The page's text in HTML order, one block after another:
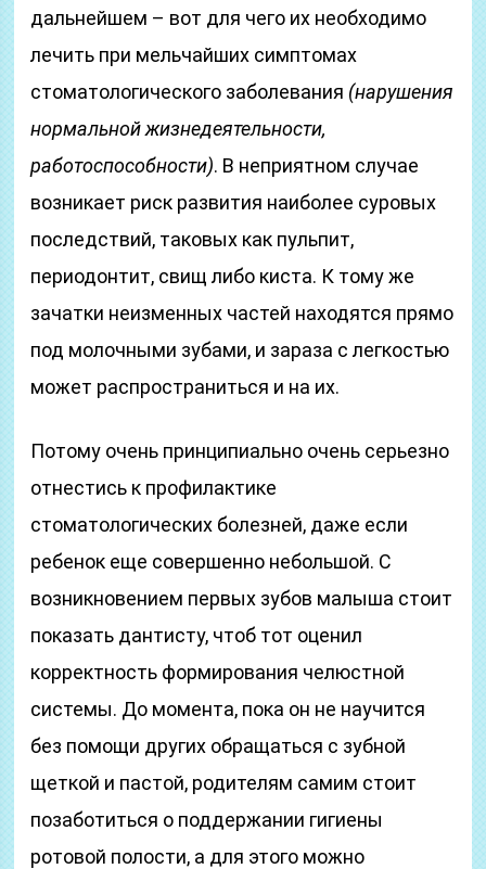
дальнейшем – вот для чего их необходимо
лечить при мельчайших симптомах
стоматологического заболевания (нарушения
нормальной жизнедеятельности,
работоспособности). В неприятном случае
возникает риск развития наиболее суровых
последствий, таковых как пульпит,
периодонтит, свищ либо киста. К тому же
зачатки неизменных частей находятся прямо
под молочными зубами, и зараза с легкостью
может распространиться и на их.
Потому очень принципиально очень серьезно
отнестись к профилактике
стоматологических болезней, даже если
ребенок еще совершенно небольшой. С
возникновением первых зубов малыша стоит
показать дантисту, чтоб тот оценил
корректность формирования челюстной
системы. До момента, пока он не научится
без помощи других обращаться с зубной
щеткой и пастой, родителям самим стоит
позаботиться о поддержании гигиены
ротовой полости, а для этого можно